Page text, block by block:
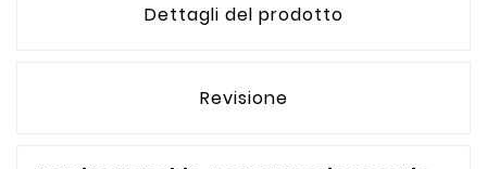
Dettagli del prodotto
Revisione